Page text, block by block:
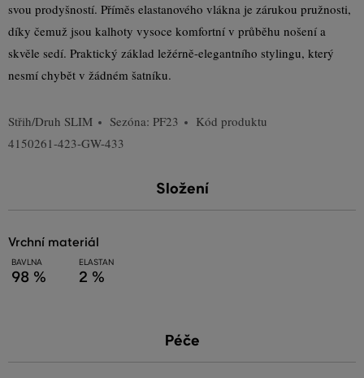
svou prodyšností. Příměs elastanového vlákna je zárukou pružnosti,
díky čemuž jsou kalhoty vysoce komfortní v průběhu nošení a
skvěle sedí. Praktický základ ležérně-elegantního stylingu, který
nesmí chybět v žádném šatníku.
Střih/Druh SLIM Sezóna: PF23
Kód produktu
4150261-423-GW-433
Složení
vrchní materiál
BAVLNA
98 %
ELASTAN
2 %
Péče